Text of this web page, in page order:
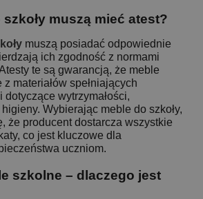
muszą mieć atest?
muszą posiadać odpowiednie
ich zgodność z normami
te są gwarancją, że meble
z materiałów spełniających
wytrzymałości,
Wybierając meble do szkoły,
że producent dostarcza wszystkie
co jest kluczowe dla
uczniom.
szkolne – dlaczego jest